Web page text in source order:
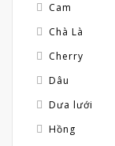
Cam
Chà Là
Cherry
Dâu
Dưa lưới
Hồng